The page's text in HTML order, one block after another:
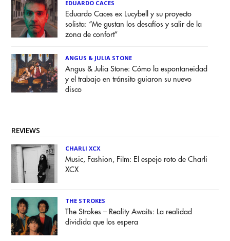
EDUARDO CACES
Eduardo Caces ex Lucybell y su proyecto
solista: “Me gustan los desafíos y salir de la
zona de confort”
ANGUS & JULIA STONE
Angus & Julia Stone: Cómo la espontaneidad
y el trabajo en tránsito guiaron su nuevo
disco
REVIEWS
CHARLI XCX
Music, Fashion, Film: El espejo roto de Charli
XCX
THE STROKES
The Strokes – Reality Awaits: La realidad
dividida que los espera